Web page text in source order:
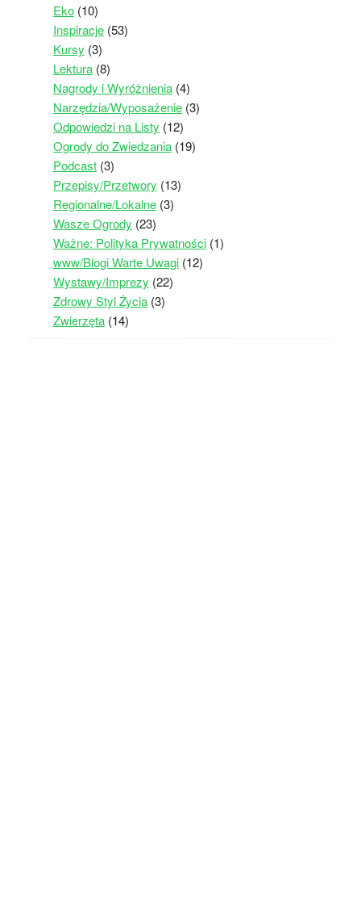
Eko(10)
Inspiracje(53)
Kursy (3)
Lektura(8)
Nagrody i Wyróżnienia(4)
Narzędzia/Wyposażenie(3)
Odpowiedzi na Listy (12)
Ogrody do Zwiedzania(19)
Podcast(3)
Przepisy/Przetwory (13)
Regionalne/Lokalne(3)
Wasze Ogrody (23)
Ważne: Polityka Prywatności(1)
www/Blogi Warte Uwagi(12)
Wystawy/Imprezy (22)
Zdrowy Styl Życia(3)
Zwierzęta(14)